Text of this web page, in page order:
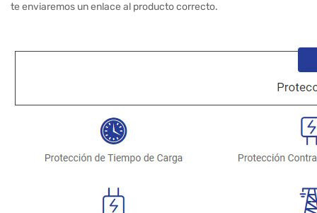
te enviaremos un enlace al producto correcto.